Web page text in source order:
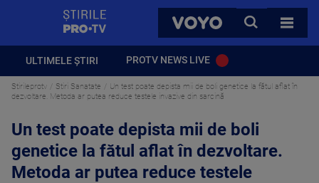
VOYO
CAUTA
TOATE
ULTIMELE ȘTIRI PROTV NEWS LIVE
Stirileprotv Stiri Sanatate
Un test poate depista mii de boli genetice la fătul aflat în
dezvoltare. Metoda ar putea reduce testele invazive din sarcină
Un test poate depista mii de boli
genetice la fătul aflat în dezvoltare.
Metoda ar putea reduce testele